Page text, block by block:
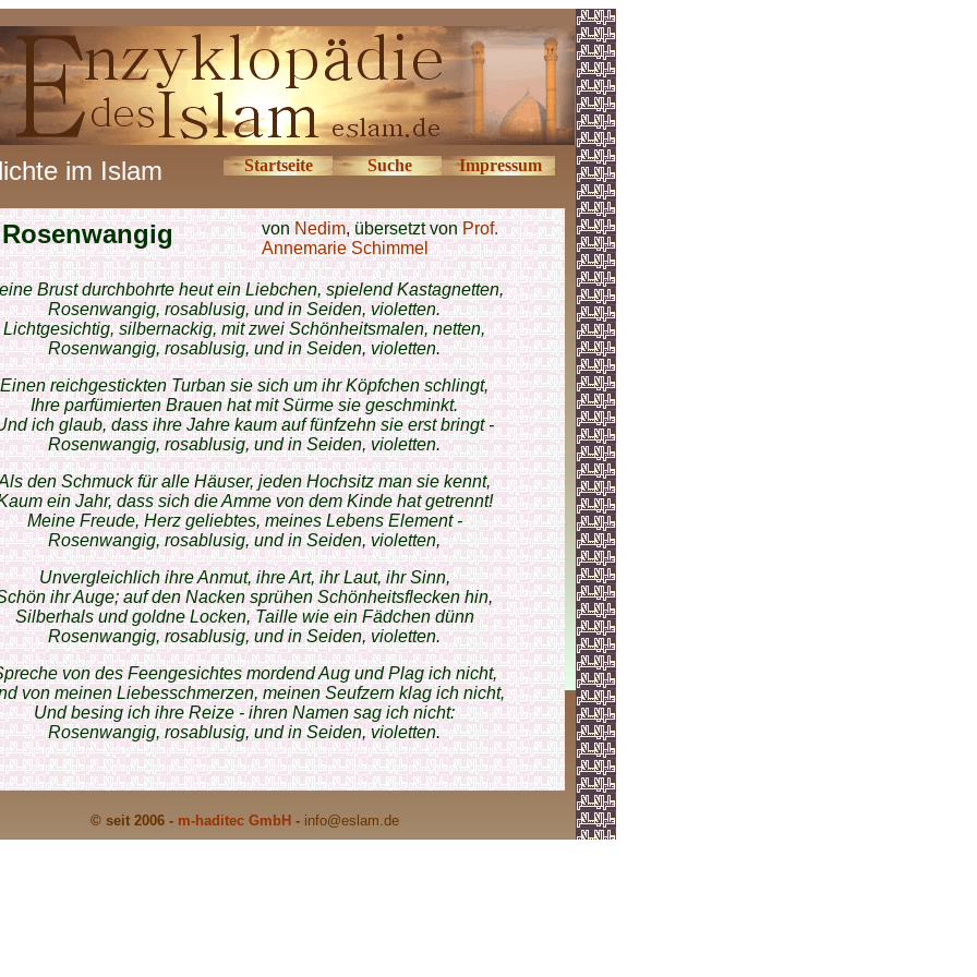
im Islam Startseite Suche Impressum
Rosenwangig vonNedim, übersetzt vonProf.
Annemarie Schimmel
Brust durchbohrte heut ein Liebchen, spielend Kastagnetten,
Rosenwangig, rosablusig, und in Seiden, violetten.
Lichtgesichtig, silbernackig, mit zwei Schönheitsmalen, netten,
Rosenwangig, rosablusig, und in Seiden, violetten.
Einen reichgestickten Turban sie sich um ihr Köpfchen schlingt,
Ihre parfümierten Brauen hat mit Sürme sie geschminkt.
ich glaub, dass ihre Jahre kaum auf fünfzehn sie erst bringt -
Rosenwangig, rosablusig, und in Seiden, violetten.
den Schmuck für alle Häuser, jeden Hochsitz man sie kennt,
ein Jahr, dass sich die Amme von dem Kinde hat getrennt!
Meine Freude, Herz geliebtes, meines Lebens Element -
Rosenwangig, rosablusig, und in Seiden, violetten,
Unvergleichlich ihre Anmut, ihre Art, ihr Laut, ihr Sinn,
ihr Auge; auf den Nacken sprühen Schönheitsflecken hin,
Silberhals und goldne Locken, Taille wie ein Fädchen dünn
Rosenwangig, rosablusig, und in Seiden, violetten.
von des Feengesichtes mordend Aug und Plag ich nicht,
von meinen Liebesschmerzen, meinen Seufzern klag ich nicht,
Und besing ich ihre Reize - ihren Namen sag ich nicht:
Rosenwangig, rosablusig, und in Seiden, violetten.
© seit 2006 - m-haditec GmbH - info@eslam.de